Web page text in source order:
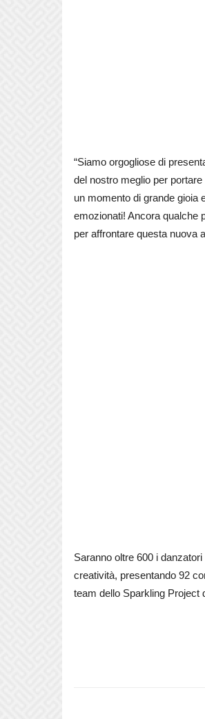
“Siamo orgogliose di
del nostro meglio per
un momento di grande gioia
emozionati! Ancora qualche
per affrontare questa nuova
Saranno oltre 600 i
creatività, presentando 92
team dello Sparkling Project